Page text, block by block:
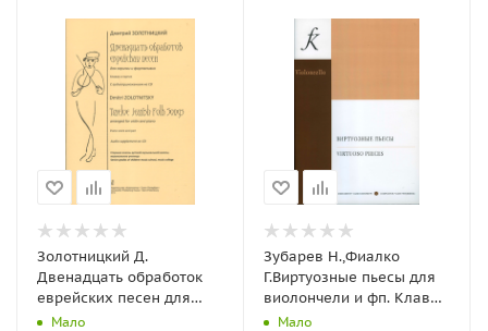
Золотницкий Д.
Двенадцать обработок
еврейских песен для
скрипки и фортепиано с
Мало
Зубарев Н.,Фиалко
Г.Виртуозные пьесы для
виолончели и фп. Клавир
и партия
Мало